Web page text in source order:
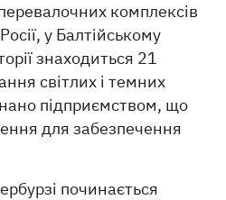
комплексів
у Балтійському
знаходиться 21
світлих і темних
підприємством, що
для забезпечення
починається